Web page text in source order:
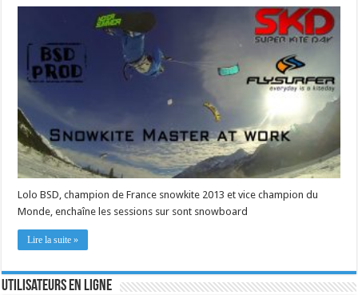
Lolo BSD, champion de France snowkite 2013 et vice champion du
Monde, enchaîne les sessions sur sont snowboard
Lire la suite »
Utilisateurs en ligne